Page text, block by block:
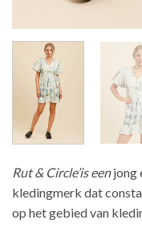
Rut & Circle’is eenjong
kledingmerk dat
op het gebied van